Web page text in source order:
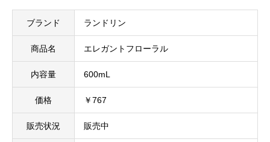
ブランド ランドリン
商品名 エレガントフローラル
内容量 600mL
価格 ￥767
販売状況 販売中